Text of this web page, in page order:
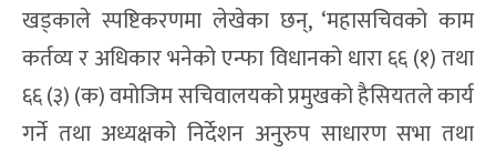
खड्काले स्पष्टिकरणमा लेखेका छन्, ‘महासचिवको काम
कर्तव्य र अधिकार भनेको एन्फा विधानको धारा ६६ (१) तथा
६६ (३) (क) वमोजिम सचिवालयको प्रमुखको हैसियतले कार्य
गर्ने तथा अध्यक्षको निर्देशन अनुरुप साधारण सभा तथा